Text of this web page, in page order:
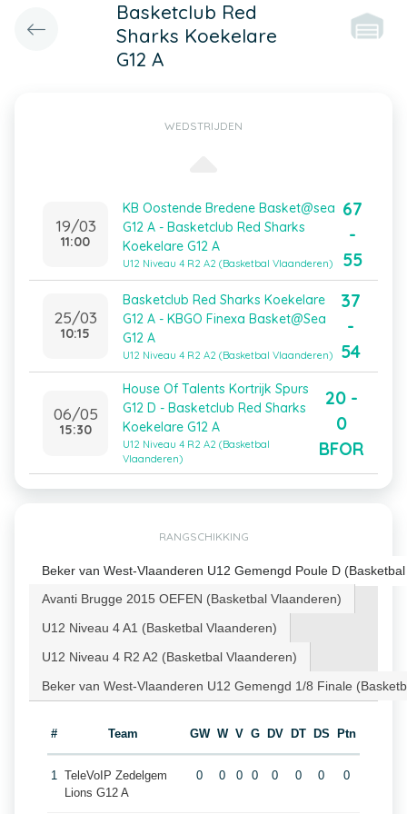
Basketclub Red
Sharks Koekelare
G12 A
WEDSTRIJDEN
19/03
11:00
KB Oostende Bredene Basket@sea
G12 A - Basketclub Red Sharks
Koekelare G12 A
U12 Niveau 4 R2 A2 (Basketbal Vlaanderen)
67
-
55
25/03
10:15
Basketclub Red Sharks Koekelare
G12 A - KBGO Finexa Basket@Sea
G12 A
U12 Niveau 4 R2 A2 (Basketbal Vlaanderen)
37
-
54
06/05
15:30
House Of Talents Kortrijk Spurs
G12 D - Basketclub Red Sharks
Koekelare G12 A
U12 Niveau 4 R2 A2 (Basketbal
Vlaanderen)
20 -
0
BFOR
RANGSCHIKKING
Beker van West-Vlaanderen U12 Gemengd Poule D
Avanti Brugge 2015 OEFEN (Basketbal Vlaanderen)
U12 Niveau 4 A1 (Basketbal Vlaanderen)
U12 Niveau 4 R2 A2 (Basketbal Vlaanderen)
Beker van West-Vlaanderen U12 Gemengd 1/8 Finale
# Team GW W V G DV DT DS Ptn
1 TeleVoIP Zedelgem
Lions G12 A
0 0 0 0 0 0 0 0